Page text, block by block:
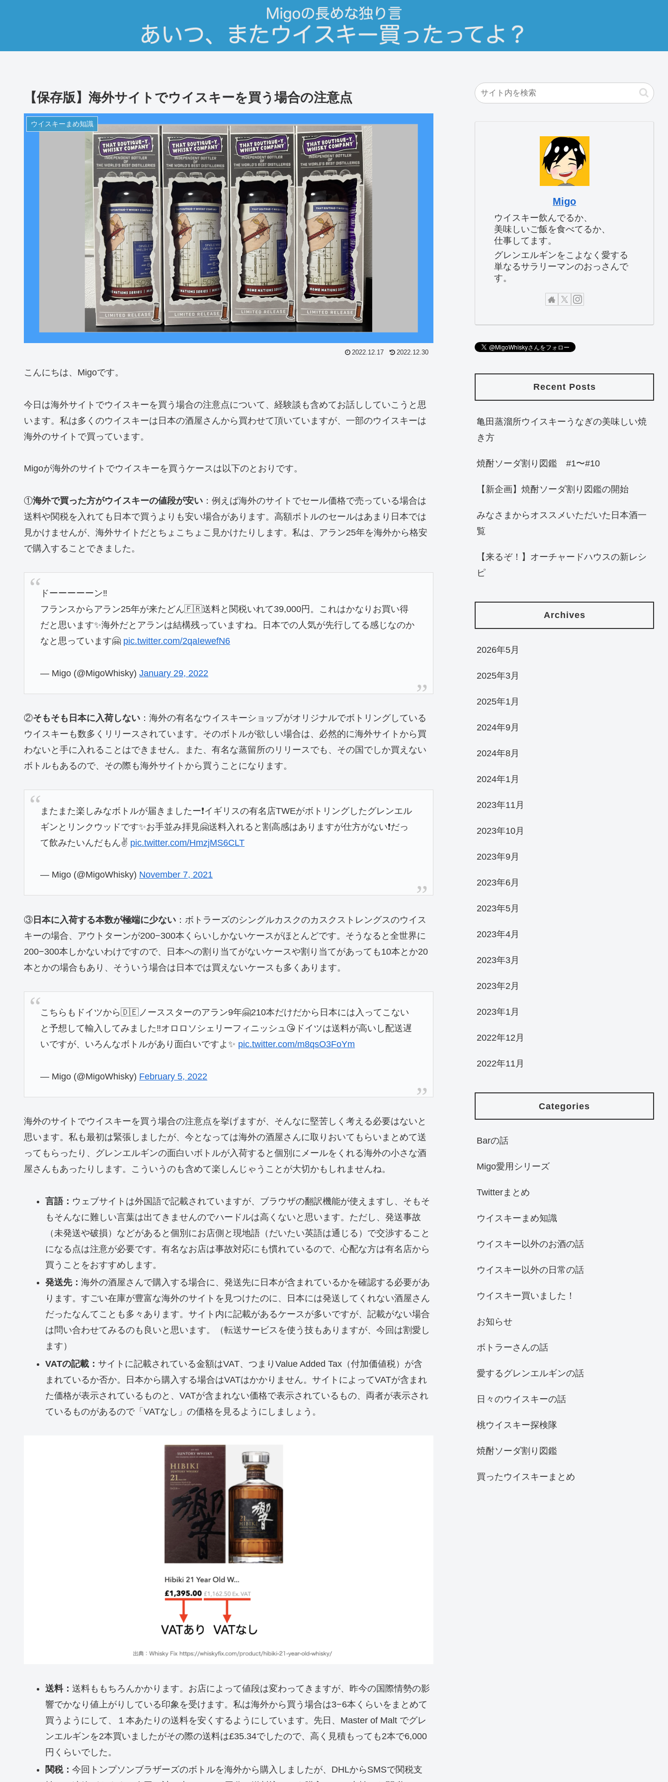
【保存版】海外サイトでウイスキーを買う場合の注意点
ウイスキーまめ知識
2022.12.17 2022.12.30
こんにちは、Migoです。
今日は海外サイトでウイスキーを買う場合の注意点について、経験談も含めてお話ししていこうと思
います。私は多くのウイスキーは日本の酒屋さんから買わせて頂いていますが、一部のウイスキーは
海外のサイトで買っています。
Migoが海外のサイトでウイスキーを買うケースは以下のとおりです。
①海外で買った方がウイスキーの値段が安い：例えば海外のサイトでセール価格で売っている場合は
送料や関税を入れても日本で買うよりも安い場合があります。高額ボトルのセールはあまり日本では
見かけませんが、海外サイトだとちょこちょこ見かけたりします。私は、アラン25年を海外から格安
で購入することできました。
ドーーーーーン‼️
フランスからアラン25年が来たどん🇫🇷送料と関税いれて39,000円。これはかなりお買い得
だと思います✨海外だとアランは結構残っていますね。日本での人気が先行してる感じなのか
なと思っています🤗 pic.twitter.com/2qaIewefN6
— Migo (@MigoWhisky)January 29, 2022
②そもそも日本に入荷しない：海外の有名なウイスキーショップがオリジナルでボトリングしている
ウイスキーも数多くリリースされています。そのボトルが欲しい場合は、必然的に海外サイトから買
わないと手に入れることはできません。また、有名な蒸留所のリリースでも、その国でしか買えない
ボトルもあるので、その際も海外サイトから買うことになります。
またまた楽しみなボトルが届きましたー❗️イギリスの有名店TWEがボトリングしたグレンエル
ギンとリンクウッドです✨お手並み拝見🤗送料入れると割高感はありますが仕方がない❗️だっ
て飲みたいんだもん✌️ pic.twitter.com/HmzjMS6CLT
— Migo (@MigoWhisky) November 7, 2021
③日本に入荷する本数が極端に少ない：ボトラーズのシングルカスクのカスクストレングスのウイス
キーの場合、アウトターンが200−300本くらいしかないケースがほとんどです。そうなると全世界に
200−300本しかないわけですので、日本への割り当てがないケースや割り当てがあっても10本とか20
本とかの場合もあり、そういう場合は日本では買えないケースも多くあります。
こちらもドイツから🇩🇪ノーススターのアラン9年🤗210本だけだから日本には入ってこない
と予想して輸入してみました‼️オロロソシェリーフィニッシュ😘ドイツは送料が高いし配送遅
いですが、いろんなボトルがあり面白いですよ✨ pic.twitter.com/m8qsO3FoYm
— Migo (@MigoWhisky) February 5, 2022
海外のサイトでウイスキーを買う場合の注意点を挙げますが、そんなに堅苦しく考える必要はないと
思います。私も最初は緊張しましたが、今となっては海外の酒屋さんに取りおいてもらいまとめて送
ってもらったり、グレンエルギンの面白いボトルが入荷すると個別にメールをくれる海外の小さな酒
屋さんもあったりします。こういうのも含めて楽しんじゃうことが大切かもしれませんね。
言語： ウェブサイトは外国語で記載されていますが、ブラウザの翻訳機能が使えますし、そもそ
もそんなに難しい言葉は出てきませんのでハードルは高くないと思います。ただし、発送事故
（未発送や破損）などがあると個別にお店側と現地語（だいたい英語は通じる）で交渉すること
になる点は注意が必要です。有名なお店は事故対応にも慣れているので、心配な方は有名店から
買うことをおすすめします。
発送先：海外の酒屋さんで購入する場合に、発送先に日本が含まれているかを確認する必要があ
ります。すごい在庫が豊富な海外のサイトを見つけたのに、日本には発送してくれない酒屋さん
だったなんてことも多々あります。サイト内に記載があるケースが多いですが、記載がない場合
は問い合わせてみるのも良いと思います。（転送サービスを使う技もありますが、今回は割愛し
ます）
VATの記載：サイトに記載されている金額はVAT、つまりValue Added Tax（付加価値税）が含
まれているか否か。日本から購入する場合はVATはかかりません。サイトによってVATが含まれ
た価格が表示されているものと、VATが含まれない価格で表示されているもの、両者が表示され
ているものがあるので「VATなし」の価格を見るようにしましょう。
送料：送料ももちろんかかります。お店によって値段は変わってきますが、昨今の国際情勢の影
響でかなり値上がりしている印象を受けます。私は海外から買う場合は3−6本くらいをまとめて
買うようにして、１本あたりの送料を安くするようにしています。先日、Master of Malt でグレ
ンエルギンを2本買いましたがその際の送料は£35.34でしたので、高く見積もっても2本で6,000
円くらいでした。
関税：今回トンプソンブラザーズのボトルを海外から購入しましたが、DHLからSMSで関税支
Migo
ウイスキー飲んでるか、
美味しいご飯を食べてるか、
仕事してます。
グレンエルギンをこよなく愛する
単なるサラリーマンのおっさんで
す。
Recent Posts
亀田蒸溜所ウイスキーうなぎの美味しい焼
き方
焼酎ソーダ割り図鑑 #1〜#10
【新企画】焼酎ソーダ割り図鑑の開始
みなさまからオススメいただいた日本酒一
覧
【来るぞ！】オーチャードハウスの新レシ
ピ
Archives
2026年5月
2025年3月
2025年1月
2024年9月
2024年8月
2024年1月
2023年11月
2023年10月
2023年9月
2023年6月
2023年5月
2023年4月
2023年3月
2023年2月
2023年1月
2022年12月
2022年11月
Categories
Barの話
Migo愛用シリーズ
Twitterまとめ
ウイスキーまめ知識
ウイスキー以外のお酒の話
ウイスキー以外の日常の話
ウイスキー買いました！
お知らせ
ボトラーさんの話
愛するグレンエルギンの話
日々のウイスキーの話
桃ウイスキー探検隊
焼酎ソーダ割り図鑑
買ったウイスキーまとめ